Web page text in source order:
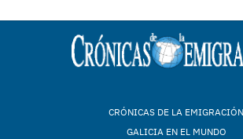
CRÓNICAS DE LA EMIGRACIÓN
GALICIA EN EL MUNDO